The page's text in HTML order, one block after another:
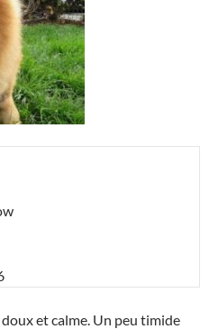
et calme. Un peu timide